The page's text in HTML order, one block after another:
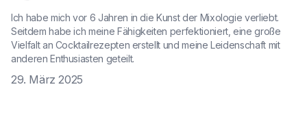
Ich habe mich vor 6 Jahren in die Kunst der Mixologie verliebt.
Seitdem habe ich meine Fähigkeiten perfektioniert, eine große
Vielfalt an Cocktailrezepten erstellt und meine Leidenschaft mit
anderen Enthusiasten geteilt.
29. März 2025